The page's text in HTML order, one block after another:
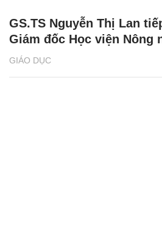
GIÁO DỤC
GS.TS Nguyễn Thị Lan
Giám đốc Học viện Nông